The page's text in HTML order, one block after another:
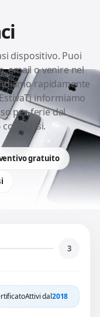
dispositivo. Puoi
email o venire nel
rapidamente
informiamo
per ferie dal
compresi.
gratuito
3
Attivi dal2018